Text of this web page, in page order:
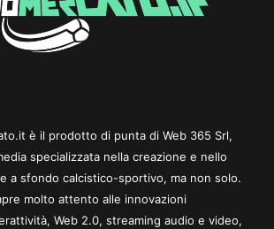
è il prodotto di punta di Web 365 Srl,
specializzata nella creazione e nello
a sfondo calcistico-sportivo, ma non solo.
molto attento alle innovazioni
Web 2.0, streaming audio e video,